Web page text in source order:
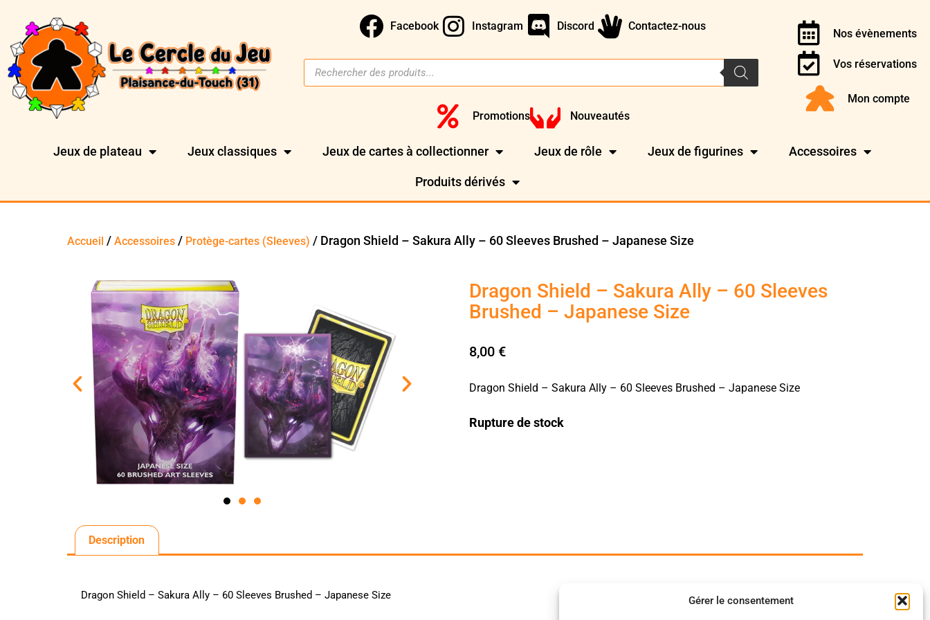
Gérer le consentement
Facebook Instagram Discord Contactez-nous
Promotions Nouveautés
Nos évènements
Vos réservations
Mon compte
Jeux de plateau Jeux classiques Jeux de cartes à collectionner Jeux de rôle Jeux de figurines Accessoires
Produits dérivés
Accueil /Accessoires / Protège-cartes (Sleeves) / Dragon Shield – Sakura Ally – 60 Sleeves Brushed – Japanese Size
Dragon Shield – Sakura Ally – 60 Sleeves
Brushed – Japanese Size
8,00 €
Dragon Shield – Sakura Ally – 60 Sleeves Brushed – Japanese Size
Rupture de stock
Description
Dragon Shield – Sakura Ally – 60 Sleeves Brushed – Japanese Size